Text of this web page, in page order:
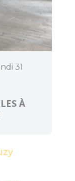
31
À